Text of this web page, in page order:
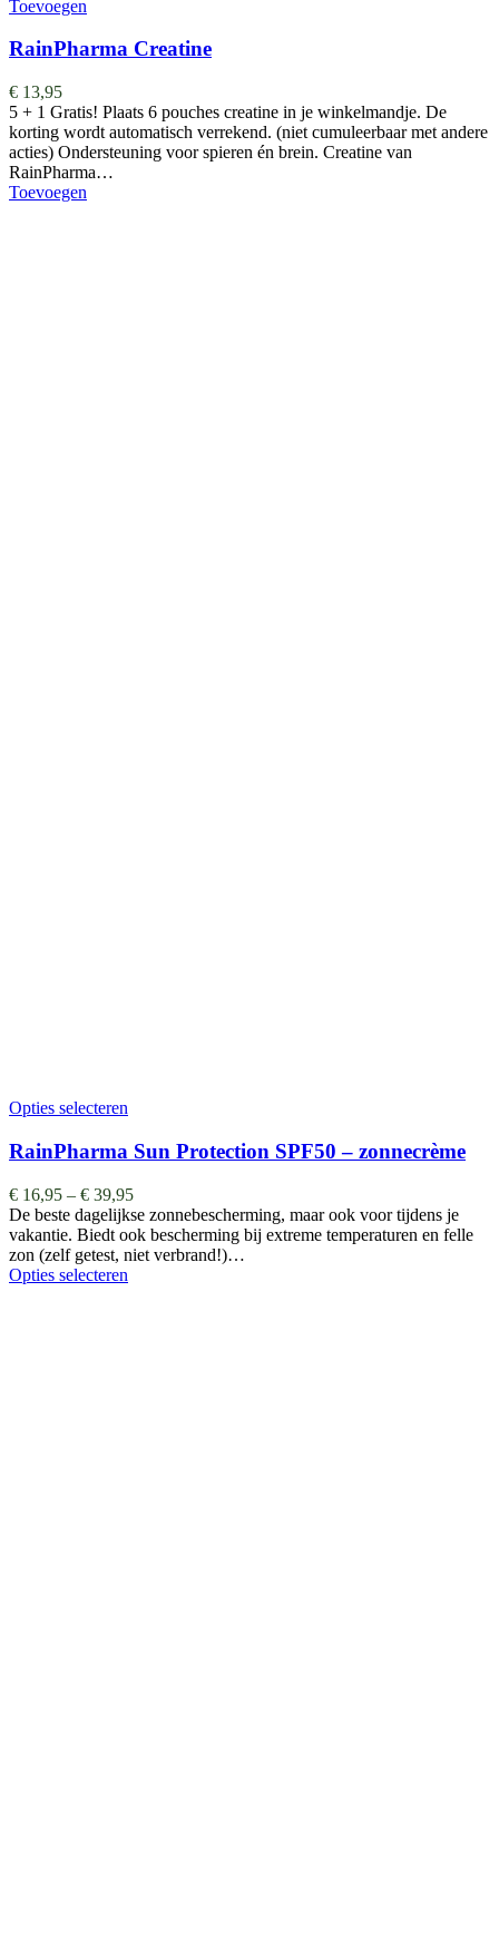
Toevoegen
RainPharma Creatine
€ 13,95
5 + 1 Gratis! Plaats 6 pouches creatine in je winkelmandje. De
korting wordt automatisch verrekend. (niet cumuleerbaar met andere
acties) Ondersteuning voor spieren én brein. Creatine van
RainPharma…
Toevoegen
Opties selecteren
RainPharma Sun Protection SPF50 – zonnecrème
€ 16,95 – € 39,95
De beste dagelijkse zonnebescherming, maar ook voor tijdens je
vakantie. Biedt ook bescherming bij extreme temperaturen en felle
zon (zelf getest, niet verbrand!)…
Opties selecteren